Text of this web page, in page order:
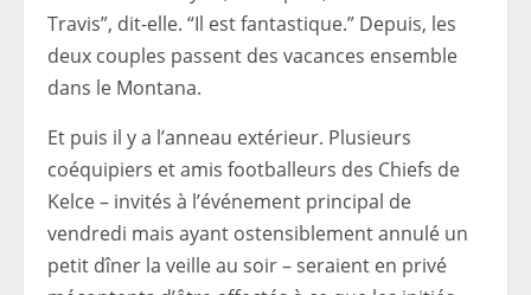
Travis”, dit-elle. “Il est fantastique.” Depuis, les
deux couples passent des vacances ensemble
dans le Montana.
Et puis il y a l’anneau extérieur. Plusieurs
coéquipiers et amis footballeurs des Chiefs de
Kelce – invités à l’événement principal de
vendredi mais ayant ostensiblement annulé un
petit dîner la veille au soir – seraient en privé